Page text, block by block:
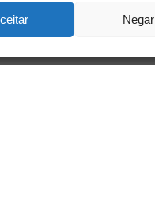
Negar
psicologia